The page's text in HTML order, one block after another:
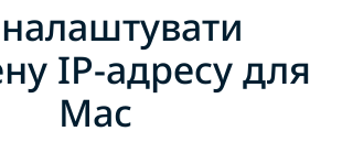
IP-адресу для
Mac